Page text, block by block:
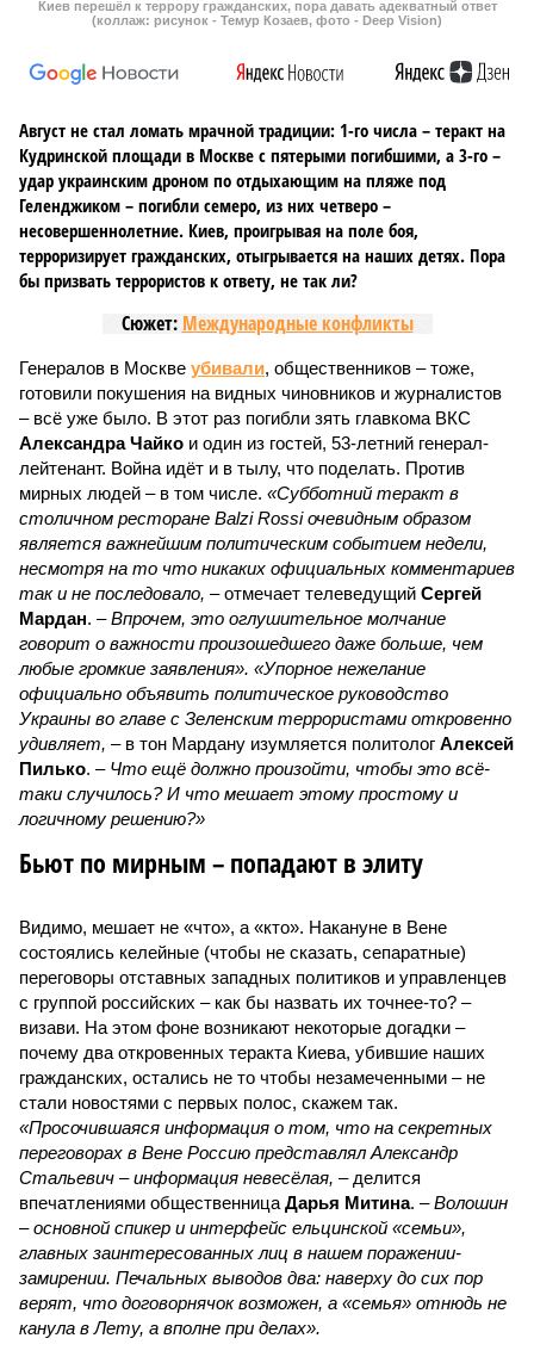
Киев перешёл к террору гражданских, пора давать адекватный ответ
(коллаж: рисунок - Темур Козаев, фото - Deep Vision)
Август не стал ломать мрачной традиции: 1-го числа – теракт на
Кудринской площади в Москве с пятерыми погибшими, а 3-го –
удар украинским дроном по отдыхающим на пляже под
Геленджиком – погибли семеро, из них четверо –
несовершеннолетние. Киев, проигрывая на поле боя,
терроризирует гражданских, отыгрывается на наших детях. Пора
бы призвать террористов к ответу, не так ли?
Сюжет: Международные конфликты
Генералов в Москве убивали, общественников – тоже,
готовили покушения на видных чиновников и журналистов
– всё уже было. В этот раз погибли зять главкома ВКС
Александра Чайко и один из гостей, 53-летний генерал-
лейтенант. Война идёт и в тылу, что поделать. Против
мирных людей – в том числе. «Субботний теракт в
столичном ресторане Balzi Rossi очевидным образом
является важнейшим политическим событием недели,
несмотря на то что никаких официальных комментариев
так и не последовало, – отмечает телеведущий Сергей
Мардан. –Впрочем, это оглушительное молчание
говорит о важности произошедшего даже больше, чем
любые громкие заявления». «Упорное нежелание
официально объявить политическое руководство
Украины во главе с Зеленским террористами откровенно
удивляет, – в тон Мардану изумляется политолог Алексей
Пилько. – Что ещё должно произойти, чтобы это всё-
таки случилось? И что мешает этому простому и
логичному решению?»
Бьют по мирным – попадают в элиту
Видимо, мешает не «что», а «кто». Накануне в Вене
состоялись келейные (чтобы не сказать, сепаратные)
переговоры отставных западных политиков и управленцев
с группой российских – как бы назвать их точнее-то? –
визави. На этом фоне возникают некоторые догадки –
почему два откровенных теракта Киева, убившие наших
гражданских, остались не то чтобы незамеченными – не
стали новостями с первых полос, скажем так.
«Просочившаяся информация о том, что на секретных
переговорах в Вене Россию представлял Александр
Стальевич – информация невесёлая, – делится
впечатлениями общественница Дарья Митина. –Волошин
– основной спикер и интерфейс ельцинской «семьи»,
главных заинтересованных лиц в нашем поражении-
замирении. Печальных выводов два: наверху до сих пор
верят, что договорнячок возможен, а «семья» отнюдь не
канула в Лету, а вполне при делах».